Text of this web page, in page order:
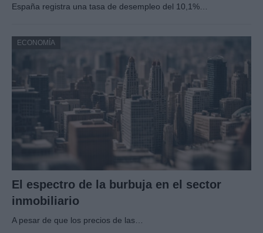
España registra una tasa de desempleo del 10,1%…
ECONOMÍA
El espectro de la burbuja en el sector
inmobiliario
A pesar de que los precios de las…